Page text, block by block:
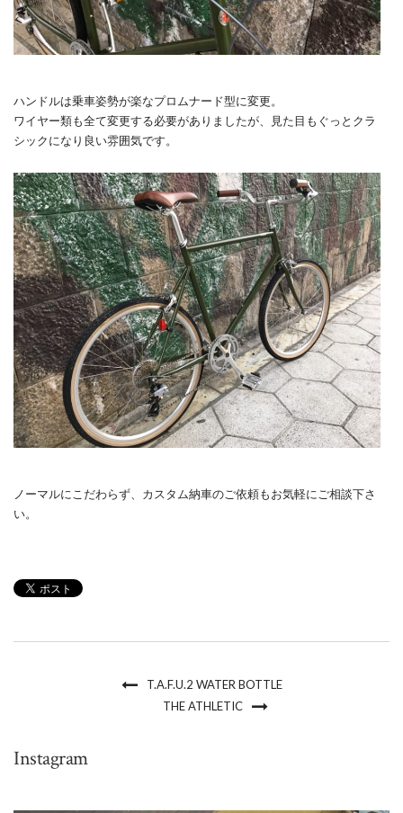
ハンドルは乗車姿勢が楽なプロムナード型に変更。
ワイヤー類も全て変更する必要がありましたが、見た目もぐっとクラ
シックになり良い雰囲気です。
ノーマルにこだわらず、カスタム納車のご依頼もお気軽にご相談下さ
い。
T.A.F.U.2 WATER BOTTLE
THE ATHLETIC
Instagram